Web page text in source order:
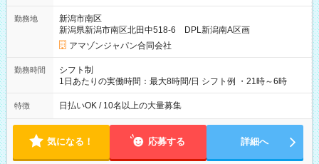
☆Amazon直雇用で安定して働けます！ 【試用期間】試用期間
あり 試用期間の長さ：1週間 雇用形態、給与は本採用時と同じ
です。
勤務地
新潟市南区
新潟県新潟市南区北田中518-6 DPL新潟南A区画
アマゾンジャパン合同会社
勤務時間
シフト制
1日あたりの実働時間：最大8時間/日 シフト例 ・21時～6時
特徴 日払いOK / 10名以上の大量募集
気になる！ 応募する 詳細へ